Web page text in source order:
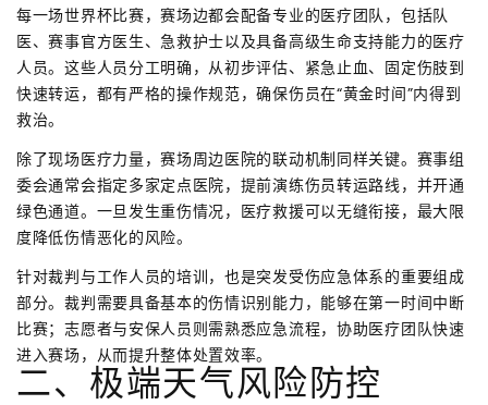
每一场世界杯比赛，赛场边都会配备专业的医疗团队，包括队
医、赛事官方医生、急救护士以及具备高级生命支持能力的医疗
人员。这些人员分工明确，从初步评估、紧急止血、固定伤肢到
快速转运，都有严格的操作规范，确保伤员在“黄金时间”内得到
救治。
除了现场医疗力量，赛场周边医院的联动机制同样关键。赛事组
委会通常会指定多家定点医院，提前演练伤员转运路线，并开通
绿色通道。一旦发生重伤情况，医疗救援可以无缝衔接，最大限
度降低伤情恶化的风险。
针对裁判与工作人员的培训，也是突发受伤应急体系的重要组成
部分。裁判需要具备基本的伤情识别能力，能够在第一时间中断
比赛；志愿者与安保人员则需熟悉应急流程，协助医疗团队快速
进入赛场，从而提升整体处置效率。
二、极端天气风险防控